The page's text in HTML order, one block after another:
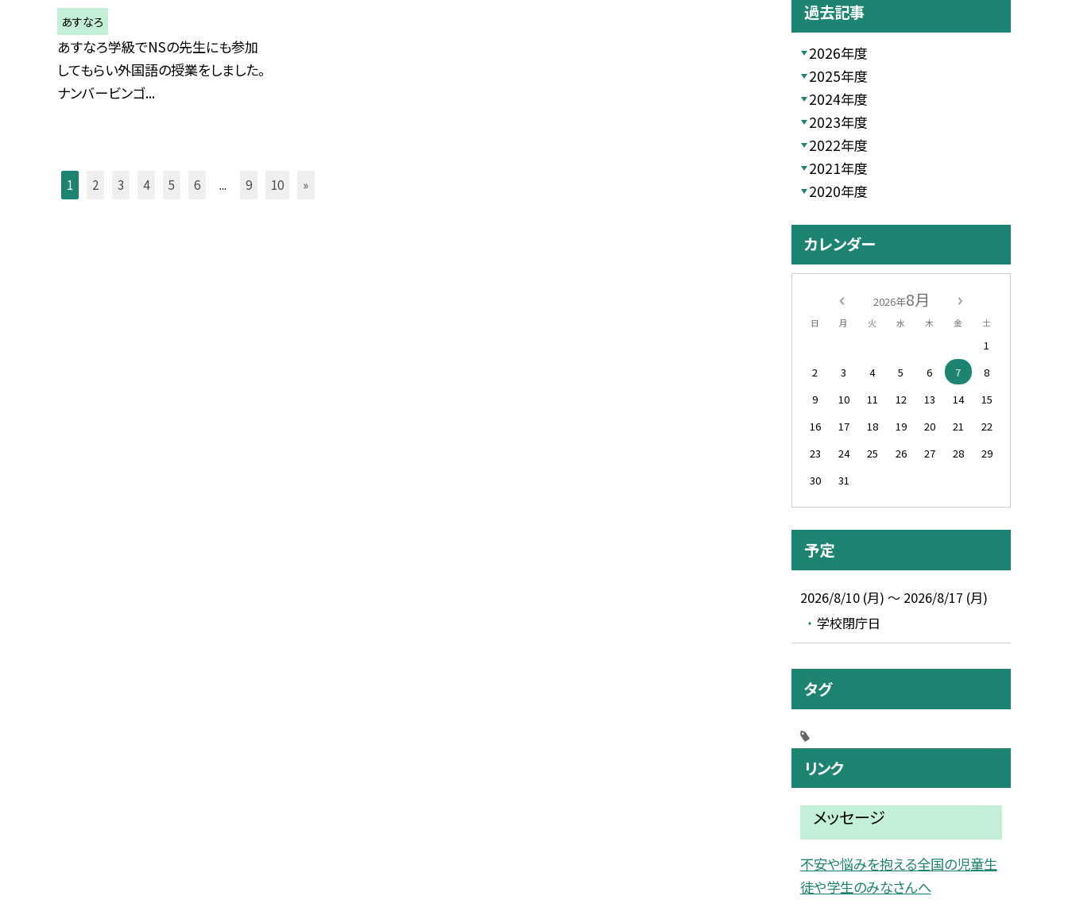
あすなろ
あすなろ学級でNSの先生にも参加
してもらい外国語の授業をしました。
ナンバービンゴ...
1 2 3 4 5 6 ... 9 10 »
過去記事
2026年度
2025年度
2024年度
2023年度
2022年度
2021年度
2020年度
カレンダー
2026年8月
日 月 火 水 木 金 土
1
2
3 4 5 6 7
8
9
10 11 12 13 14
15
16
17 18 19 20 21
22
23
24 25 26 27 28
29
30
31
予定
2026/8/10 (月) ～ 2026/8/17 (月)
学校閉庁日
タグ
リンク
メッセージ
不安や悩みを抱える全国の児童生
徒や学生のみなさんへ